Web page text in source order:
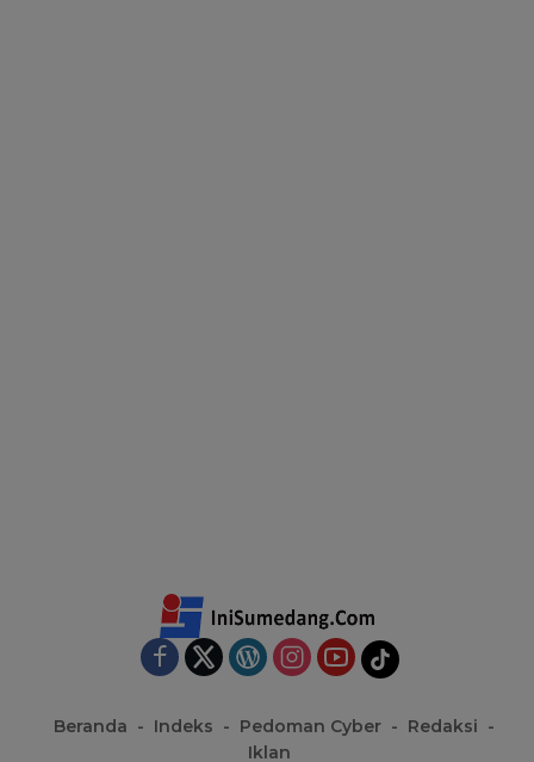
Beranda Indeks Pedoman Cyber
Redaksi
Iklan